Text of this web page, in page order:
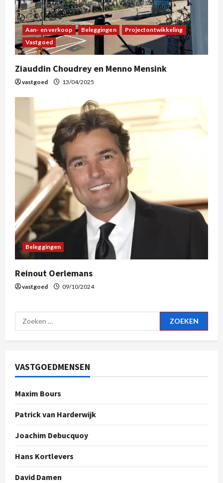
Aan- en verkoop Beleggingen
Projectontwikkeling
Vastgoed
Ziauddin Choudrey en Menno Mensink
vastgoed 13/04/2025
Beleggingen
Reinout Oerlemans
vastgoed 09/10/2024
VASTGOEDMENSEN
Maxim Bours
Patrick van Harderwijk
Joachim Debucquoy
Hans Kortlevers
David Damen